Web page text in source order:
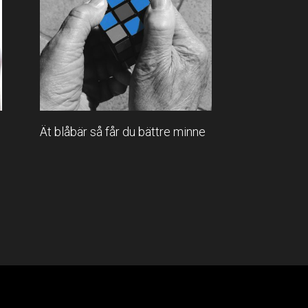
Ät blåbär så får du bättre minne